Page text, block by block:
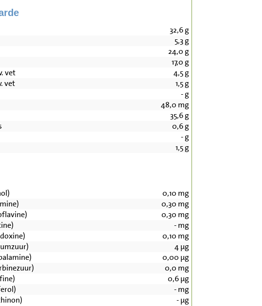
32,6g
5,3g
24,0 g
17,0 g
vet
4,5g
vet
1,5g
-g
48,0 mg
35,6g
0,6g
-g
1,5g
0,10 mg
0,30 mg
0,30 mg
-mg
0,10 mg
4µg
0,00 µg
0,0 mg
0,6µg
-mg
-µg